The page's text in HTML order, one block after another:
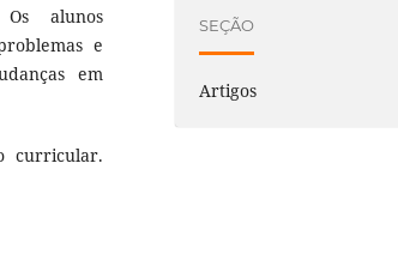
alunos
e
em
curricular.
SEÇÃO
Artigos